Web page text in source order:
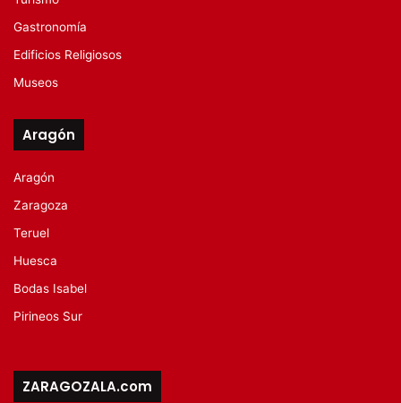
Gastronomía
Edificios Religiosos
Museos
Aragón
Aragón
Zaragoza
Teruel
Huesca
Bodas Isabel
Pirineos Sur
ZARAGOZALA.com